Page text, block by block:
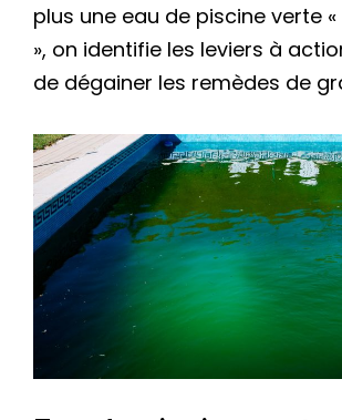
plus une eau de piscine verte «
», on identifie les leviers à
de dégainer les remèdes de